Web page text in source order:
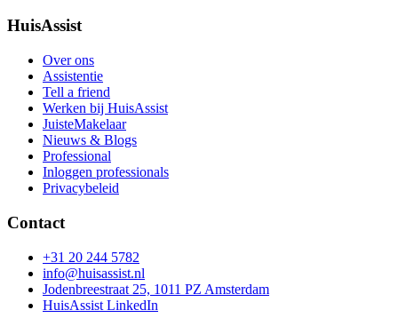
HuisAssist
Over ons
Assistentie
Tell a friend
Werken bij HuisAssist
JuisteMakelaar
Nieuws & Blogs
Professional
Inloggen professionals
Privacybeleid
Contact
+31 20 244 5782
info@huisassist.nl
Jodenbreestraat 25, 1011 PZ Amsterdam
HuisAssist LinkedIn